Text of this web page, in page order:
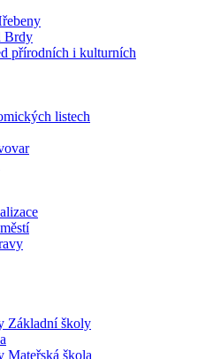
Brdy
přírodních i kulturních
listech
Základní školy
Mateřská škola